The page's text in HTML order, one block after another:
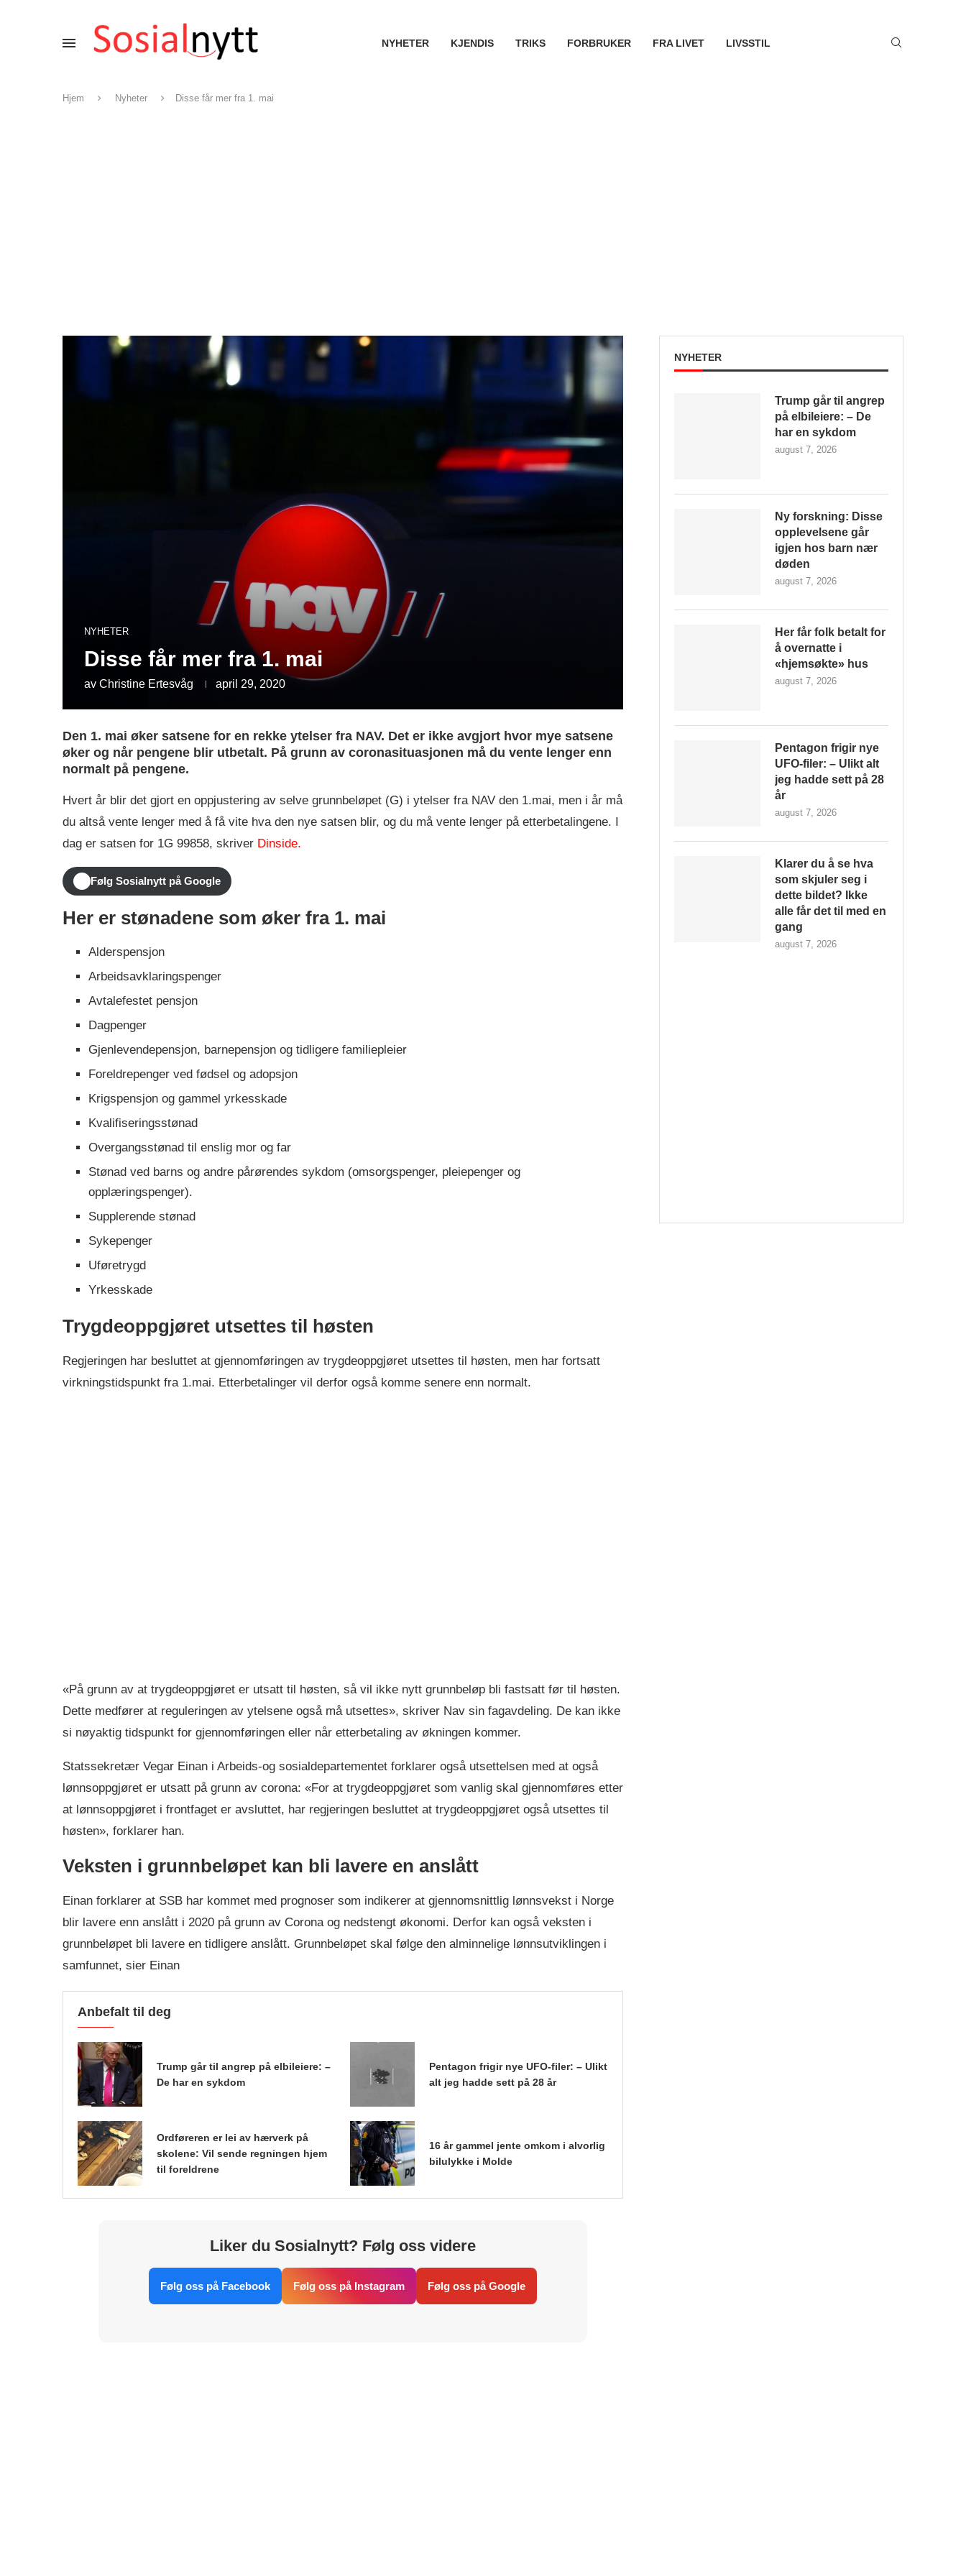
NYHETER KJENDIS TRIKS FORBRUKER FRA LIVET LIVSSTIL
Hjem Nyheter Disse får mer fra 1. mai
NYHETER
Disse får mer fra 1. mai
av Christine Ertesvåg april 29, 2020
Den 1. mai øker satsene for en rekke ytelser fra NAV. Det er ikke avgjort hvor mye satsene
øker og når pengene blir utbetalt. På grunn av coronasituasjonen må du vente lenger enn
normalt på pengene.
Hvert år blir det gjort en oppjustering av selve grunnbeløpet (G) i ytelser fra NAV den 1.mai, men i år må
du altså vente lenger med å få vite hva den nye satsen blir, og du må vente lenger på etterbetalingene. I
dag er satsen for 1G 99858, skriver Dinside.
Følg Sosialnytt på Google
Her er stønadene som øker fra 1. mai
Alderspensjon
Arbeidsavklaringspenger
Avtalefestet pensjon
Dagpenger
Gjenlevendepensjon, barnepensjon og tidligere familiepleier
Foreldrepenger ved fødsel og adopsjon
Krigspensjon og gammel yrkesskade
Kvalifiseringsstønad
Overgangsstønad til enslig mor og far
Stønad ved barns og andre pårørendes sykdom (omsorgspenger, pleiepenger og
opplæringspenger).
Supplerende stønad
Sykepenger
Uføretrygd
Yrkesskade
Trygdeoppgjøret utsettes til høsten
Regjeringen har besluttet at gjennomføringen av trygdeoppgjøret utsettes til høsten, men har fortsatt
virkningstidspunkt fra 1.mai. Etterbetalinger vil derfor også komme senere enn normalt.
«På grunn av at trygdeoppgjøret er utsatt til høsten, så vil ikke nytt grunnbeløp bli fastsatt før til høsten.
Dette medfører at reguleringen av ytelsene også må utsettes», skriver Nav sin fagavdeling. De kan ikke
si nøyaktig tidspunkt for gjennomføringen eller når etterbetaling av økningen kommer.
Statssekretær Vegar Einan i Arbeids-og sosialdepartementet forklarer også utsettelsen med at også
lønnsoppgjøret er utsatt på grunn av corona: «For at trygdeoppgjøret som vanlig skal gjennomføres etter
at lønnsoppgjøret i frontfaget er avsluttet, har regjeringen besluttet at trygdeoppgjøret også utsettes til
høsten», forklarer han.
Veksten i grunnbeløpet kan bli lavere en anslått
Einan forklarer at SSB har kommet med prognoser som indikerer at gjennomsnittlig lønnsvekst i Norge
blir lavere enn anslått i 2020 på grunn av Corona og nedstengt økonomi. Derfor kan også veksten i
grunnbeløpet bli lavere en tidligere anslått. Grunnbeløpet skal følge den alminnelige lønnsutviklingen i
samfunnet, sier Einan
Anbefalt til deg
Trump går til angrep på elbileiere: –
De har en sykdom
Pentagon frigir nye UFO-filer: – Ulikt
alt jeg hadde sett på 28 år
Ordføreren er lei av hærverk på
skolene: Vil sende regningen hjem
til foreldrene
16 år gammel jente omkom i alvorlig
bilulykke i Molde
Liker du Sosialnytt? Følg oss videre
Følg oss på Facebook Følg oss på Instagram Følg oss på Google
NYHETER
Trump går til angrep
på elbileiere: – De
har en sykdom
august 7, 2026
Ny forskning: Disse
opplevelsene går
igjen hos barn nær
døden
august 7, 2026
Her får folk betalt for
å overnatte i
«hjemsøkte» hus
august 7, 2026
Pentagon frigir nye
UFO-filer: – Ulikt alt
jeg hadde sett på 28
år
august 7, 2026
Klarer du å se hva
som skjuler seg i
dette bildet? Ikke
alle får det til med en
gang
august 7, 2026